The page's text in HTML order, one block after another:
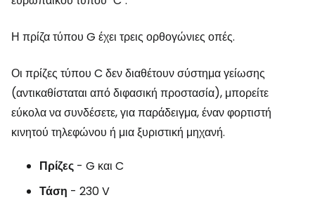
Η πρίζα τύπου G έχει τρεις ορθογώνιες οπές.
Οι πρίζες τύπου C δεν διαθέτουν σύστημα γείωσης
(αντικαθίσταται από διφασική προστασία), μπορείτε
εύκολα να συνδέσετε, για παράδειγμα, έναν φορτιστή
κινητού τηλεφώνου ή μια ξυριστική μηχανή.
Πρίζες - G και C
Τάση - 230 V